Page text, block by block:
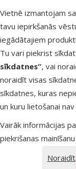
Vietnē izmantojam
tavu iepirkšanās
iegādātajiem
Tu vari piekrist
sīkdatnes”, vai
noraidīt visas
sīkdatnes, kuras
un kuru lietošanai
Vairāk informācijas
piekrišanas
Noraidīt
dzīvnieka labsajūtu;
Viegli piestiprināms
Palīdz nodeldēt
Zīmols
Numurs katalogā
EAN